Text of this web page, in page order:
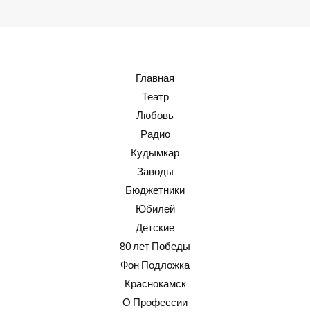
Главная
Театр
Любовь
Радио
Кудымкар
Заводы
Бюджетники
Юбилей
Детские
80 лет Победы
Фон Подложка
Краснокамск
О Профессии